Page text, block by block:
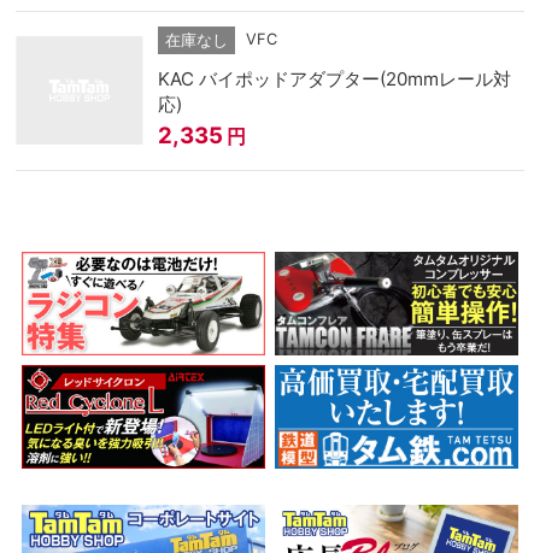
在庫なし VFC
KAC バイポッドアダプター(20mmレール対
応)
2,335 円